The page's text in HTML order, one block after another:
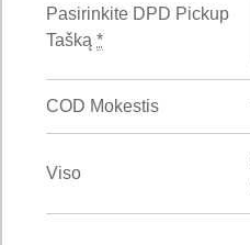
Pasirinkite DPD Pickup
Tašką *
COD Mokestis
Viso